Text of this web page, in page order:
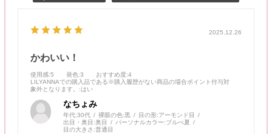
2025.12.26
かわいい！
使用感:5 発色:3 おすすめ度:4
LILYANNAでの購入品である※購入履歴がない商品の場合ポイント付与対
象外となります。
:はい
なちょみ
年代:30代 裸眼の色:黒 目の形:アーモンド目
出目・奥目:奥目 パーソナルカラー:ブルべ夏
目の大きさ:普通目